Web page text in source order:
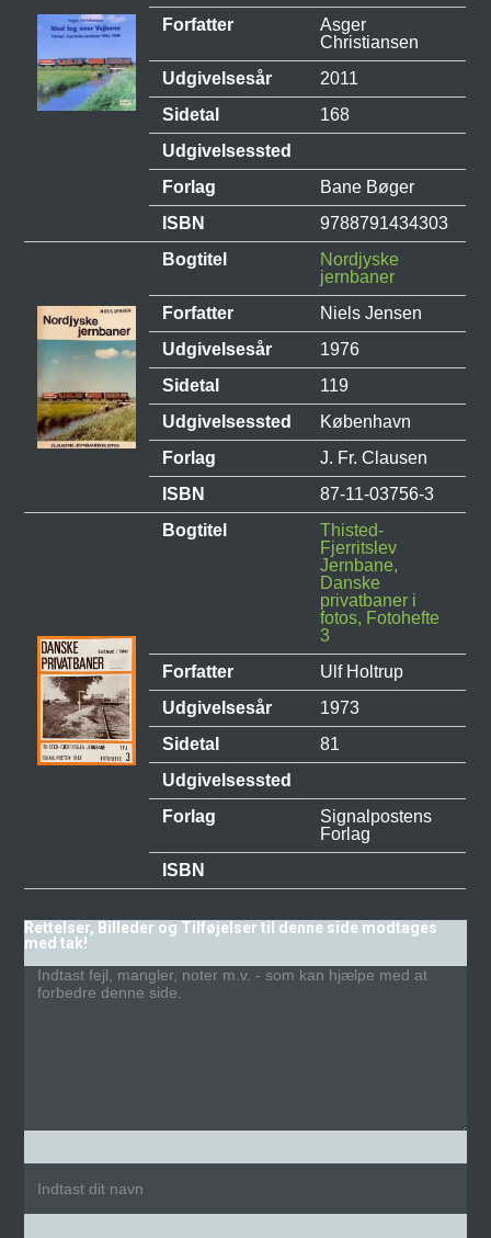
Forfatter
Asger
Christiansen
Udgivelsesår
2011
Sidetal
168
Udgivelsessted
Forlag
Bane Bøger
ISBN
9788791434303
Bogtitel
Nordjyske
jernbaner
Forfatter
Niels Jensen
Udgivelsesår
1976
Sidetal
119
Udgivelsessted
København
Forlag
J. Fr. Clausen
ISBN
87-11-03756-3
Bogtitel
Thisted-
Fjerritslev
Jernbane,
Danske
privatbaner i
fotos, Fotohefte
3
Forfatter
Ulf Holtrup
Udgivelsesår
1973
Sidetal
81
Udgivelsessted
Forlag
Signalpostens
Forlag
ISBN
Rettelser, Billeder og Tilføjelser til denne side modtages
med tak!